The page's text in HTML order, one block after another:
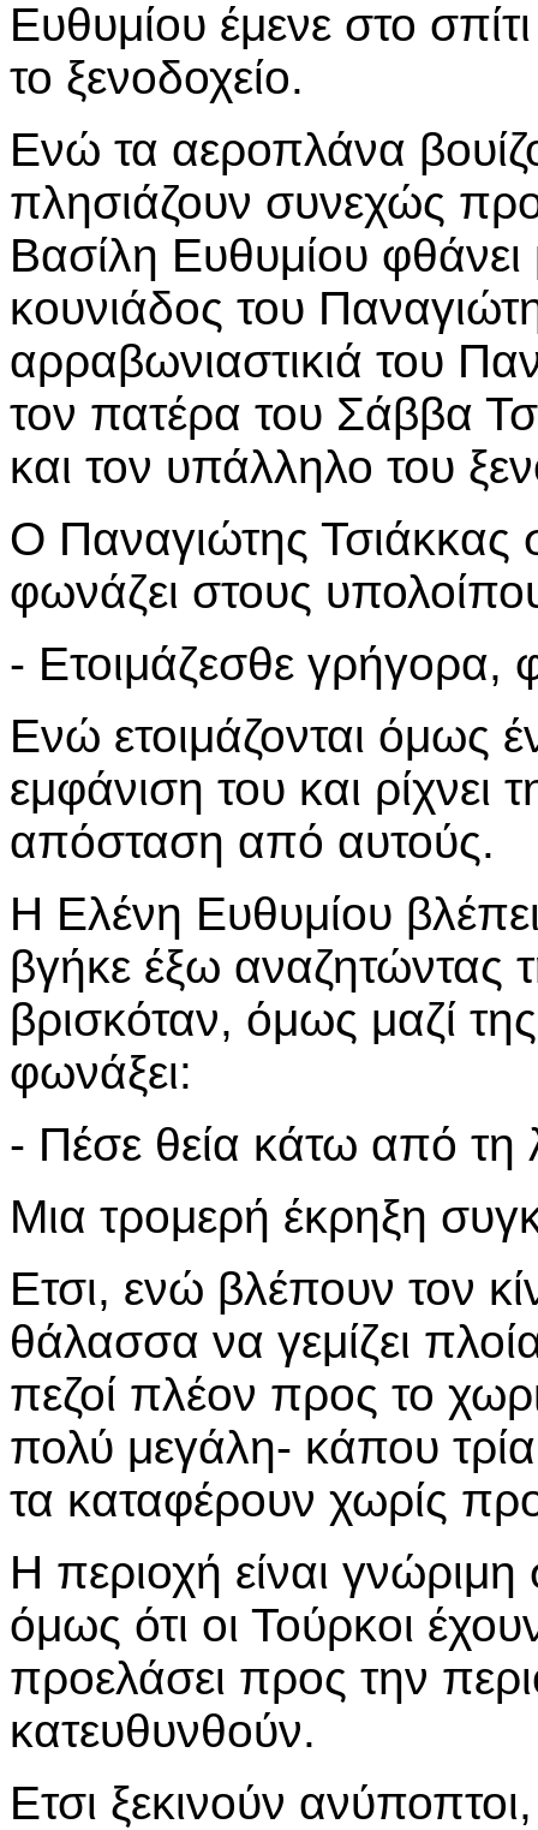
Ευθυμίου έμενε στο
το ξενοδοχείο.
Ενώ τα αεροπλάνα
πλησιάζουν συνεχώς
Βασίλη Ευθυμίου φθάνει
κουνιάδος του
αρραβωνιαστικιά του
τον πατέρα του Σάββα
και τον υπάλληλο του
Ο Παναγιώτης Τσιάκκας
φωνάζει στους
- Ετοιμάζεσθε γρήγορα,
Ενώ ετοιμάζονται όμως
εμφάνιση του και
απόσταση από αυτούς.
Η Ελένη Ευθυμίου
βγήκε έξω αναζητώντας
βρισκόταν, όμως μαζί
φωνάξει:
- Πέσε θεία κάτω από τη
Μια τρομερή έκρηξη
Ετσι, ενώ βλέπουν τον
θάλασσα να γεμίζει
πεζοί πλέον προς το
πολύ μεγάλη- κάπου τρία
τα καταφέρουν χωρίς
Η περιοχή είναι
όμως ότι οι Τούρκοι
προελάσει προς την
κατευθυνθούν.
Ετσι ξεκινούν